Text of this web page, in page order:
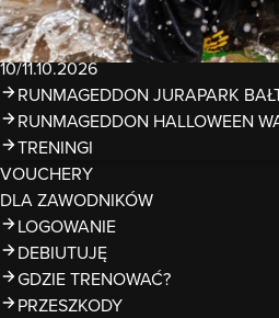
26/27.09.2026
RUNMAGEDDON WARSZAWA
10/11.10.2026
RUNMAGEDDON JURAPARK
RUNMAGEDDON HALLOWEEN
TRENINGI
VOUCHERY
DLA ZAWODNIKÓW
LOGOWANIE
DEBIUTUJĘ
GDZIE TRENOWAĆ?
PRZESZKODY